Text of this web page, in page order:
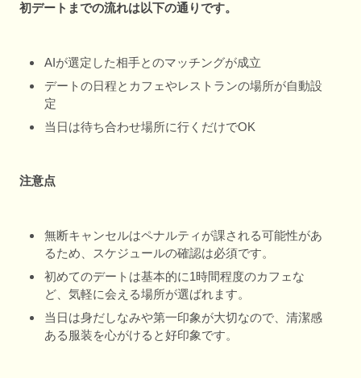
初デートまでの流れは以下の通りです。
AIが選定した相手とのマッチングが成立
デートの日程とカフェやレストランの場所が自動設
定
当日は待ち合わせ場所に行くだけでOK
注意点
無断キャンセルはペナルティが課される可能性があ
るため、スケジュールの確認は必須です。
初めてのデートは基本的に1時間程度のカフェな
ど、気軽に会える場所が選ばれます。
当日は身だしなみや第一印象が大切なので、清潔感
ある服装を心がけると好印象です。